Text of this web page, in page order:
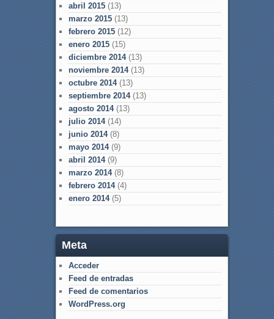
abril 2015(13)
marzo 2015(13)
febrero 2015(12)
enero 2015(15)
diciembre 2014(13)
noviembre 2014(13)
octubre 2014(13)
septiembre 2014(13)
agosto 2014(13)
julio 2014(14)
junio 2014(8)
mayo 2014(9)
abril 2014(9)
marzo 2014(8)
febrero 2014(4)
enero 2014(5)
Meta
Acceder
Feed de entradas
Feed de comentarios
WordPress.org